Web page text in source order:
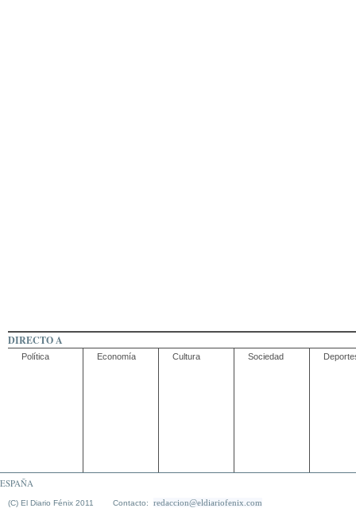
DIRECTO A
Política Economía Cultura Sociedad
ESPAÑA
(C) El Diario Fénix 2011 Contacto: redaccion@eldiariofenix.com